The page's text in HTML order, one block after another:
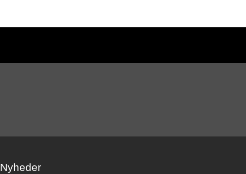
Nyheder